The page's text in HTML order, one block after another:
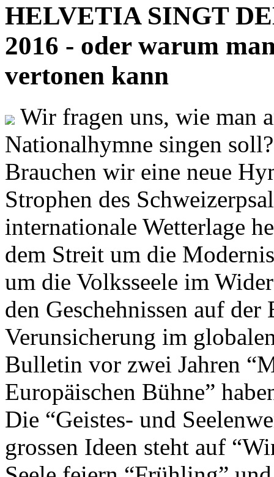
HELVETIA SINGT
2016 - oder warum
vertonen kann
Wir fragen uns, wie man
Nationalhymne singen
Brauchen wir eine neue
Strophen des
internationale Wetterlage
dem Streit um die
um die Volksseele im
den Geschehnissen auf
Verunsicherung im
Bulletin vor zwei Jahren
Europäischen Bühne”
Die “Geistes- und
grossen Ideen steht auf